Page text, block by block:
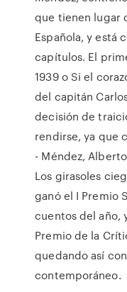
que tienen lugar
Española, y está
capítulos. El
1939 o Si el
del capitán
decisión de
rendirse, ya que
- Méndez,
Los girasoles
ganó el I Premio
cuentos del año,
Premio de la
quedando así
contemporáneo.